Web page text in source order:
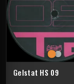
Gelstat HS 09